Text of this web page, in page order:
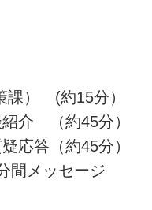
課） (約15分）
介 （約45分）
応答（約45分）
間メッセージ